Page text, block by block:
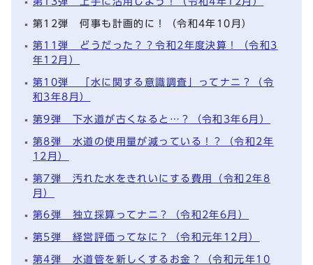
第12弾 何事も計画的に！（令和4年10月）
第11弾 どうだった？？令和2年度決算！（令和3
年12月）
第10弾 「水に関する意識調査」ってナニ？（令
和3年8月）
第9弾 下水道が古くなると…？（令和3年6月）
第8弾 水道の使用量が減っている！？（令和2年
12月）
第7弾 汚れた水をきれいにする費用（令和2年8
月）
第6弾 独立採算ってナニ？（令和2年6月）
第5弾 経営評価ってなに？（令和元年12月）
第4弾 水道管を新しくするお金？（令和元年10